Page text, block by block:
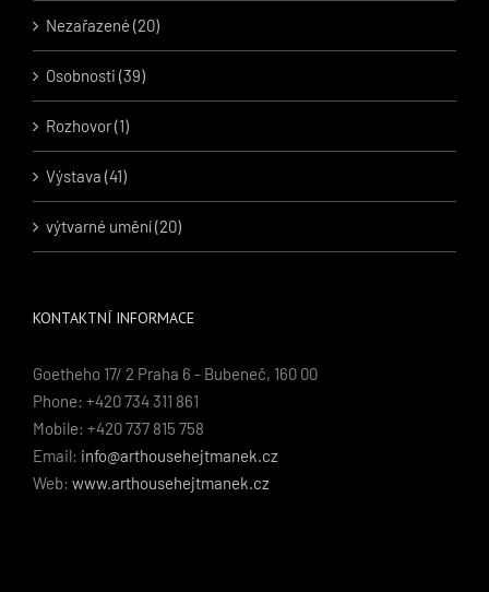
Nezařazené (20)
Osobnosti (39)
Rozhovor (1)
Výstava (41)
výtvarné umění (20)
KONTAKTNÍ INFORMACE
Goetheho 17/ 2 Praha 6 - Bubeneč, 160 00
Phone: +420 734 311 861
Mobile: +420 737 815 758
Email: info@arthousehejtmanek.cz
Web: www.arthousehejtmanek.cz